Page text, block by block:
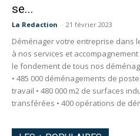
se...
La Redaction - 21 février 2023
Déménager votre entreprise dans
à nos services et
le fondement de tous nos
• 485 000 déménagements de
travail • 480 000 m2 de surfaces
transférées • 400 opérations de